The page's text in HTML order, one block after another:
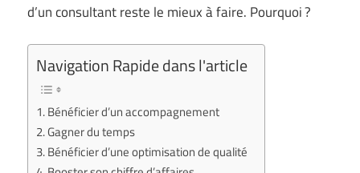
d’un consultant reste le mieux à faire. Pourquoi ?
Navigation Rapide dans l'article
Bénéficier d’un accompagnement
Gagner du temps
Bénéficier d’une optimisation de qualité